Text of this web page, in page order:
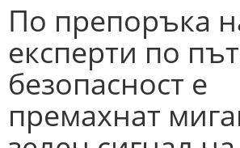
По препоръка
експерти по
безопасност е
премахнат